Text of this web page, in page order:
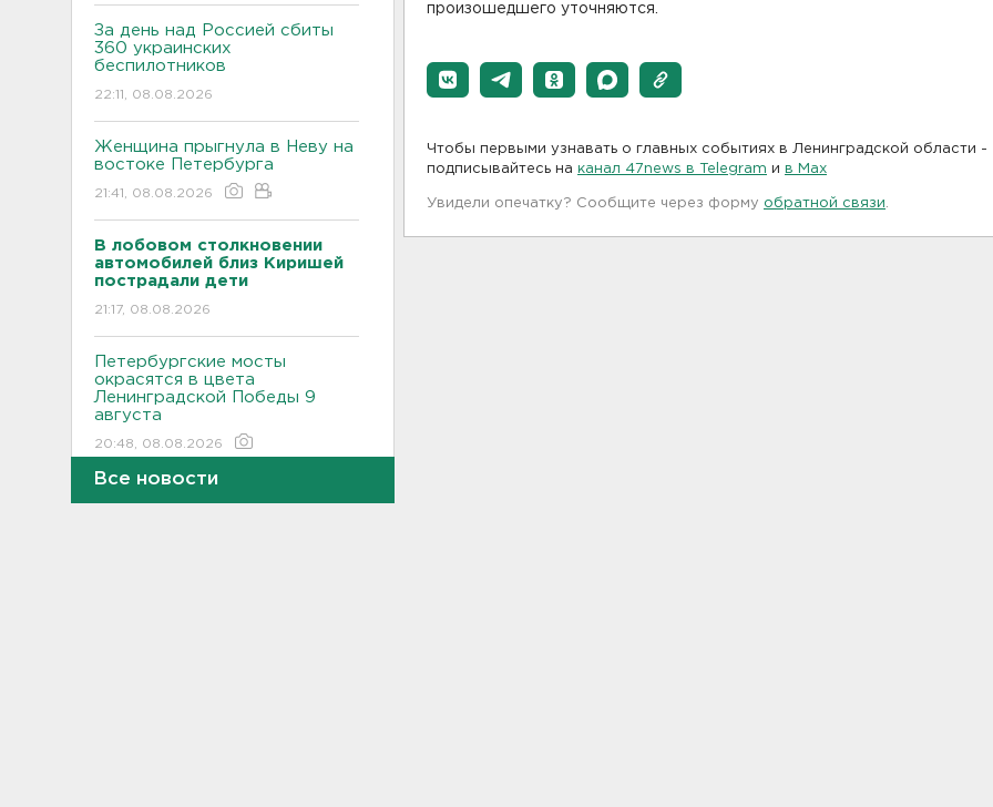
За день над Россией сбиты
360 украинских
беспилотников
22:11, 08.08.2026
Женщина прыгнула в Неву на
востоке Петербурга
21:41, 08.08.2026
В лобовом столкновении
автомобилей близ Киришей
пострадали дети
21:17, 08.08.2026
Петербургские мосты
окрасятся в цвета
Ленинградской Победы 9
августа
20:48, 08.08.2026
Все новости
произошедшего уточняются.
Чтобы первыми узнавать о главных событиях в Ленинградской области -
подписывайтесь на канал 47news в Telegram и в Maх
Увидели опечатку? Сообщите через форму обратной связи